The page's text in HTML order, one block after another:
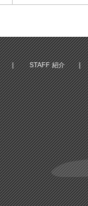
| STAFF 紹介 |